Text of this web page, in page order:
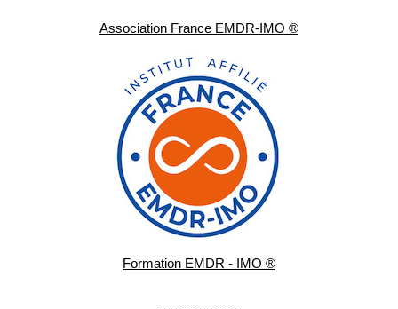
Association France EMDR-IMO ®
Formation EMDR - IMO ®